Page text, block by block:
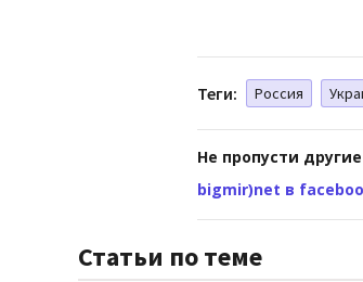
Теги: Россия
Не пропусти
bigmir)net в
Статьи по теме